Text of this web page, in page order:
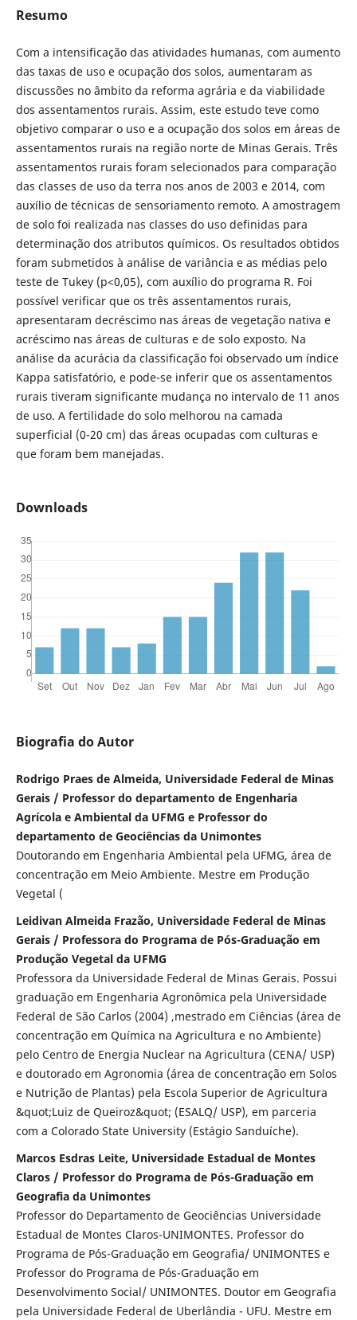
Resumo
Com a intensificação das atividades humanas, com aumento
das taxas de uso e ocupação dos solos, aumentaram as
discussões no âmbito da reforma agrária e da viabilidade
dos assentamentos rurais. Assim, este estudo teve como
objetivo comparar o uso e a ocupação dos solos em áreas de
assentamentos rurais na região norte de Minas Gerais. Três
assentamentos rurais foram selecionados para comparação
das classes de uso da terra nos anos de 2003 e 2014, com
auxílio de técnicas de sensoriamento remoto. A amostragem
de solo foi realizada nas classes do uso definidas para
determinação dos atributos químicos. Os resultados obtidos
foram submetidos à análise de variância e as médias pelo
teste de Tukey (p<0,05), com auxílio do programa R. Foi
possível verificar que os três assentamentos rurais,
apresentaram decréscimo nas áreas de vegetação nativa e
acréscimo nas áreas de culturas e de solo exposto. Na
análise da acurácia da classificação foi observado um índice
Kappa satisfatório, e pode-se inferir que os assentamentos
rurais tiveram significante mudança no intervalo de 11 anos
de uso. A fertilidade do solo melhorou na camada
superficial (0-20 cm) das áreas ocupadas com culturas e
que foram bem manejadas.
Downloads
Biografia do Autor
Rodrigo Praes de Almeida, Universidade Federal de Minas
Gerais / Professor do departamento de Engenharia
Agrícola e Ambiental da UFMG e Professor do
departamento de Geociências da Unimontes
Doutorando em Engenharia Ambiental pela UFMG, área de
concentração em Meio Ambiente. Mestre em Produção
Vegetal (
Leidivan Almeida Frazão, Universidade Federal de Minas
Gerais / Professora do Programa de Pós-Graduação em
Produção Vegetal da UFMG
Professora da Universidade Federal de Minas Gerais. Possui
graduação em Engenharia Agronômica pela Universidade
Federal de São Carlos (2004) ,mestrado em Ciências (área de
concentração em Química na Agricultura e no Ambiente)
pelo Centro de Energia Nuclear na Agricultura (CENA/ USP)
e doutorado em Agronomia (área de concentração em Solos
e Nutrição de Plantas) pela Escola Superior de Agricultura
&quot;Luiz de Queiroz&quot; (ESALQ/ USP), em parceria
com a Colorado State University (Estágio Sanduíche).
Marcos Esdras Leite, Universidade Estadual de Montes
Claros / Professor do Programa de Pós-Graduação em
Geografia da Unimontes
Professor do Departamento de Geociências Universidade
Estadual de Montes Claros-UNIMONTES. Professor do
Programa de Pós-Graduação em Geografia/ UNIMONTES e
Professor do Programa de Pós-Graduação em
Desenvolvimento Social/ UNIMONTES. Doutor em Geografia
pela Universidade Federal de Uberlândia - UFU. Mestre em